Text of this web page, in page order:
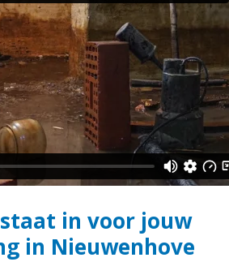
in voor jouw
in Nieuwenhove